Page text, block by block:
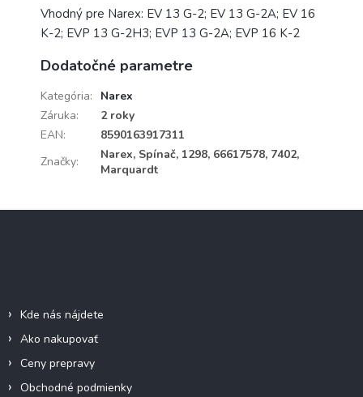
Vhodný pre Narex: EV 13 G-2; EV 13 G-2A; EV 16
K-2; EVP 13 G-2H3; EVP 13 G-2A; EVP 16 K-2
Dodatočné parametre
Kategória:
Narex
Záruka:
2 roky
EAN:
8590163917311
Značky:
Narex, Spínač, 1298, 66617578, 7402,
Marquardt
Kde nás nájdete
Ako nakupovať
Ceny prepravy
Obchodné podmienky